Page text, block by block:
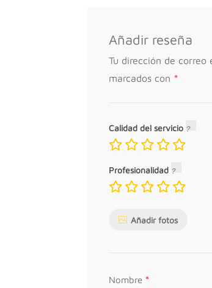
Añadir reseña
Tu dirección de correo
marcados con *
Calidad del servicio
Profesionalidad
Añadir fotos
Nombre *